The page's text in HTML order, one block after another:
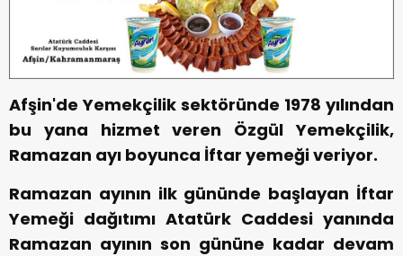
Afşin'de Yemekçilik sektöründe 1978 yılından
bu yana hizmet veren Özgül Yemekçilik,
Ramazan ayı boyunca İftar yemeği veriyor.
Ramazan ayının ilk gününde başlayan İftar
Yemeği dağıtımı Atatürk Caddesi yanında
Ramazan ayının son gününe kadar devam